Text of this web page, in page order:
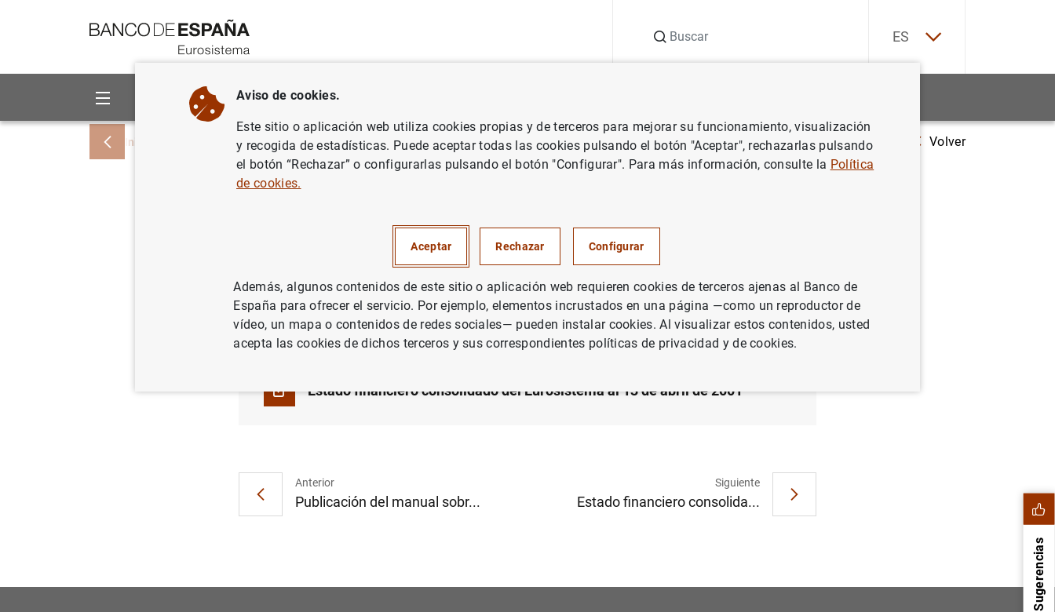
ES
Sobre el Banco Áreas de actuación
Inicio Noticias y eventos Noticias del Banco Central Europeo Notas de prensa del Banco Central Europeo Estado financiero consolidado del Eurosistema al 13 de abril de 2001
Volver
13 de abril de 2001
POLÍTICA MONETARIA SITUACIÓN ECONÓMICA
Estado financiero consolidado del Eurosistema al 13 de abril de 2001
Anterior
Publicación del manual sobr...
Siguiente
Estado financiero consolida...
Sugerencias
Aviso de cookies.
Este sitio o aplicación web utiliza cookies propias y de terceros para mejorar su funcionamiento, visualización
y recogida de estadísticas. Puede aceptar todas las cookies pulsando el botón "Aceptar", rechazarlas pulsando
el botón “Rechazar” o configurarlas pulsando el botón "Configurar". Para más información, consulte la Política
de cookies.
Aceptar Rechazar Configurar
Además, algunos contenidos de este sitio o aplicación web requieren cookies de terceros ajenas al Banco de
España para ofrecer el servicio. Por ejemplo, elementos incrustados en una página —como un reproductor de
vídeo, un mapa o contenidos de redes sociales— pueden instalar cookies. Al visualizar estos contenidos, usted
acepta las cookies de dichos terceros y sus correspondientes políticas de privacidad y de cookies.